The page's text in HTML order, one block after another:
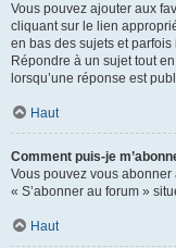
Vous pouvez ajouter aux
cliquant sur le lien
en bas des sujets et
Répondre à un sujet tout
lorsqu’une réponse est
Haut
Comment puis-je
Vous pouvez vous
« S’abonner au forum »
Haut